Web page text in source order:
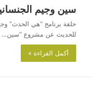
سين وجيم
حلقة برنامج “هي الحدث”
للحديث عن مشروع “سين…
أكمل القراءة »